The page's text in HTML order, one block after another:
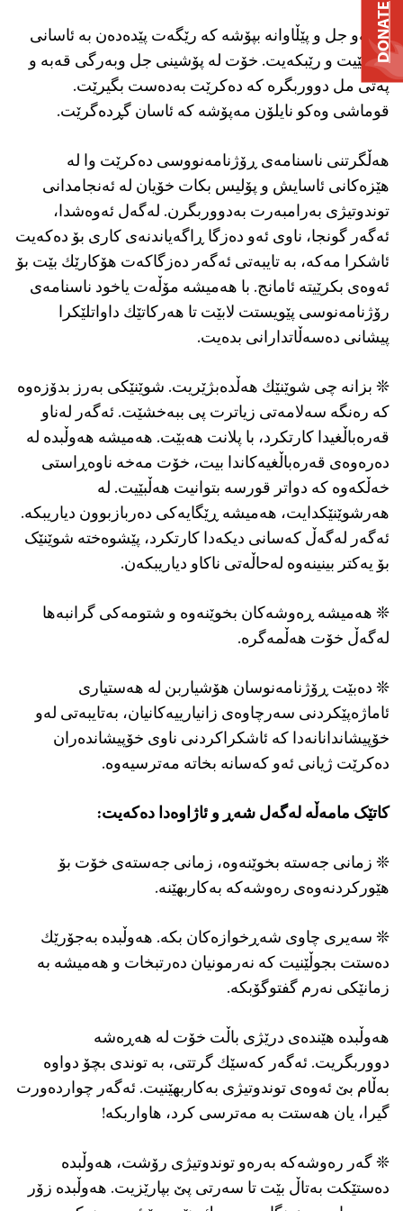
❊ ئەو جل و پێڵاوانە بپۆشه‌ کە رێگه‌ت پێدەدەن بە ئاسانی
بجوڵێیت و رێبكه‌یت. خۆت لە پۆشینی جل وبەرگی قه‌به‌ و
پەتی مل دووربگره‌ كه‌ ده‌كرێت به‌ده‌ست بگیرێت.
قوماشی وه‌كو نایلۆن مه‌پۆشه‌ كه‌ ئاسان گڕده‌گرێت.
هه‌ڵگرتنی ناسنامەی ڕۆژنامەنووسی ده‌كرێت وا له‌
هێزەكانی ئاسایش و پۆلیس بكات خۆیان له‌ ئه‌نجامدانی
توندوتیژی به‌رامبه‌رت به‌دووربگرن. لەگەل ئەوەشدا،
ئەگەر گونجا، ناوی ئەو دەزگا ڕاگەیاندنەی کاری بۆ دەکەیت
ئاشكرا مه‌كه‌، بە تایبەتی ئەگەر ده‌زگاكه‌ت هۆكارێك بێت بۆ
ئه‌وه‌ی بكرێیته‌ ئامانج. با هه‌میشه‌ مۆڵه‌ت یاخود ناسنامه‌ی
رۆژنامه‌نوسی پێویستت لابێت تا هه‌ركاتێك داواتلێكرا
پیشانی ده‌سه‌ڵاتدارانی بده‌یت.
❊ بزانه‌ چی شوێنێك هه‌ڵده‌بژێریت. شوێنێکی بەرز بدۆزه‌وە
کە ره‌نگه‌ سەلامەتی زیاترت پی ببه‌خشێت. ئەگەر لەناو
قەرەباڵغیدا كارتكرد، با پلانت هه‌بێت. هه‌میشه‌ هەوڵبدە لە
دەره‌وەی قەرەباڵغیەكاندا بیت، خۆت مه‌خه‌ ناوه‌ڕاستی
خه‌ڵكه‌وه‌ كه‌ دواتر قورسە بتوانیت هه‌ڵبێیت. له‌
هه‌رشوێنێكدایت، هه‌میشه‌ ڕێگایەکی دەربازبوون دیاریبكه‌.
ئەگەر لەگەڵ کەسانی دیكه‌دا كارتكرد، پێشوه‌خته‌ شوێنێک
بۆ یه‌كتر بینینه‌وه‌ له‌حاڵه‌تی ناكاو دیاریبكه‌ن‌.
❊ هه‌میشه‌ ڕەوشەکان بخوێنەوە و شتومه‌كی گرانبه‌ها
له‌گه‌ڵ خۆت هه‌ڵمه‌گره‌.
❊ دەبێت ڕۆژنامەنوسان هۆشیاربن لە هەستیاری
ئاماژەپێکردنی سەرچاوەی زانیارییەکانیان، به‌تایبه‌تی لەو
خۆپیشاندانانەدا كه‌ ئاشكراكردنی ناوی خۆپیشانده‌ران
ده‌كرێت ژیانی ئه‌و كه‌سانه‌ بخاته‌ مه‌ترسیه‌وه‌.
کاتێک مامەڵە لەگەل شه‌ڕ و ئاژاوه‌دا دەکەیت:
❊ زمانی جەستە بخوێنەوە، زمانی جەستەی خۆت بۆ
هێورکردنەوەی رەوشەکە به‌كاربهێنه‌.
❊ سەیری چاوی شه‌ڕخوازه‌كان بکە. هەوڵبدە به‌جۆرێك
ده‌ستت بجوڵێنیت كه‌ نه‌رمونیان ده‌رتبخات‌ و هه‌میشه‌ به‌
زمانێكی نه‌رم گفتوگۆبكه‌‌.
هەوڵبدە هێنده‌ی درێژی باڵت خۆت له‌ هه‌ڕه‌شه‌‌
دووربگریت. ئه‌گه‌ر كه‌سێك گرتتی، به‌ توندی بچۆ دواوه‌
به‌ڵام بێ ئه‌وه‌ی توندوتیژی به‌كاربهێنیت. ئەگەر چوارده‌ورت
گیرا، یان هه‌ستت به‌ مه‌ترسی كرد، هاواربکە!
❊ گەر رەوشەکە بەرەو توندوتیژی رۆشت، هەوڵبدە
دەستێکت بەتاڵ بێت تا سەرتی پێ بپارێزیت. هەوڵبدە زۆر
DONATE